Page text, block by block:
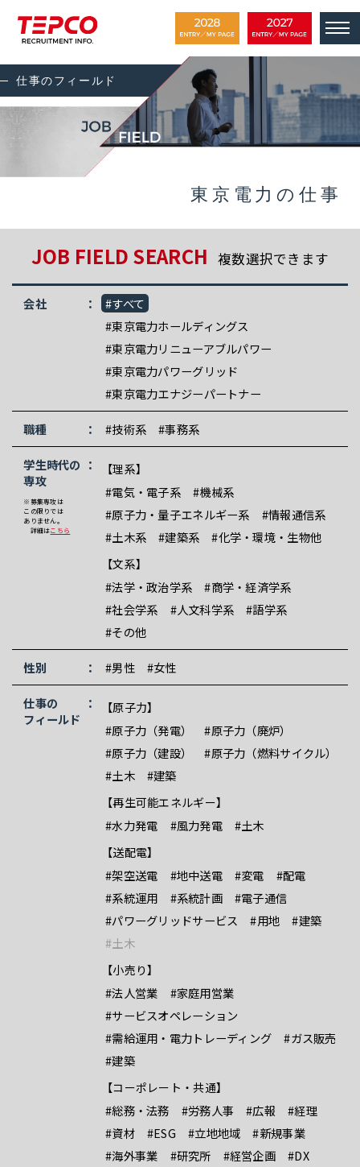
仕事のフィールド
東京電力の仕事
JOB FIELD SEARCH 複数選択できます
会社
#すべて
#東京電力ホールディングス
#東京電力リニューアブルパワー
#東京電力パワーグリッド
#東京電力エナジーパートナー
職種 #技術系 #事務系
学生時代の
専攻
※募集専攻は
この限りでは
ありません。
詳細はこちら
【理系】
#電気・電子系
#機械系
#原子力・量子エネルギー系
#情報通信系
#土木系
#建築系 #化学・環境・生物他
【文系】
#法学・政治学系
#商学・経済学系
#社会学系
#人文科学系
#語学系
#その他
性別 #男性 #女性
仕事の
フィールド
【原子力】
#原子力（発電）
#原子力（廃炉）
#原子力（建設）
#原子力（燃料サイクル）
#土木
#建築
【再生可能エネルギー】
#水力発電 #風力発電 #土木
【送配電】
#架空送電 #地中送電 #変電
#配電
#系統運用
#系統計画
#電子通信
#パワーグリッドサービス
#用地
#建築
#土木
【小売り】
#法人営業
#家庭用営業
#サービスオペレーション
#需給運用・電力トレーディング
#ガス販売
#建築
【コーポレート・共通】
#総務・法務 #労務人事 #広報
#経理
#資材
#ESG #立地地域
#新規事業
#海外事業
#研究所 #経営企画
#DX